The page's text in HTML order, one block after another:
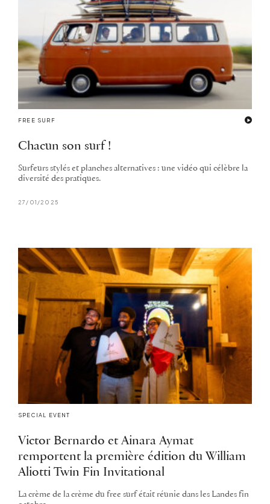
FREE SURF
Chacun son surf !
Surfeurs stylés et planches alternatives : une vidéo qui célèbre la
diversité des pratiques.
27/01/2025
SPECIAL EVENT
Victor Bernardo et Ainara Aymat
remportent la première édition du William
Aliotti Twin Fin Invitational
La crème de la crème du free surf était réunie dans les Landes fin